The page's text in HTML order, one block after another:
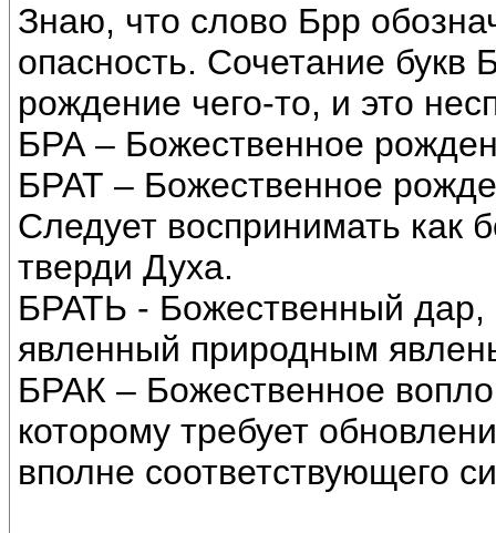
Знаю, что слово Брр
опасность. Сочетание букв
рождение чего-то, и это
БРА – Божественное
БРАТ – Божественное
Следует воспринимать как
тверди Духа.
БРАТЬ - Божественный
явленный природным
БРАК – Божественное
которому требует
вполне соответствующего